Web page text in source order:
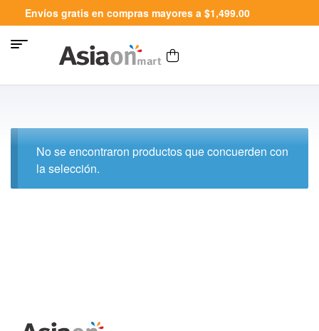
Envíos gratis en compras mayores a $1,499.00
No se encontraron productos que concuerden con
la selección.